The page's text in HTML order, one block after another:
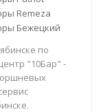
Remeza
Бежецкий
по
"10Бар" -